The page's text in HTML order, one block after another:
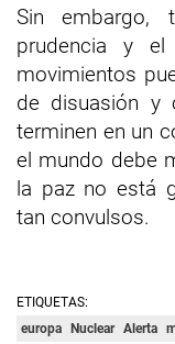
Sin embargo,
prudencia y el
movimientos
de disuasión y
terminen en un
el mundo debe
la paz no está
tan convulsos.
ETIQUETAS:
europa Nuclear Alerta